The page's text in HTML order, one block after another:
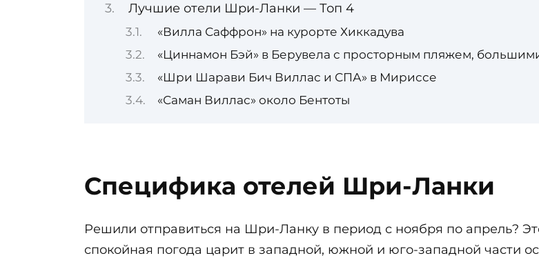
Лучшие отели Шри-Ланки — Топ 4
«Вилла Саффрон» на курорте Хиккадува
«Циннамон Бэй» в Берувела с просторным пляжем,
«Шри Шарави Бич Виллас и СПА» в Мириссе
«Саман Виллас» около Бентоты
Специфика отелей Шри-Ланки
Решили отправиться на Шри-Ланку в период с ноября по апрель?
спокойная погода царит в западной, южной и юго-западной части